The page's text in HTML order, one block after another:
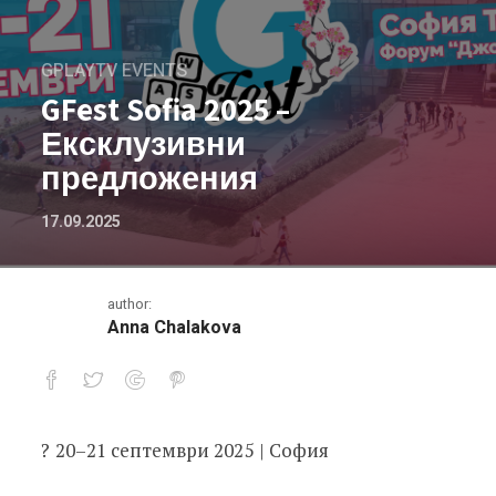
GPLAYTV EVENTS
GFest Sofia 2025 –
Ексклузивни
предложения
17.09.2025
author:
Anna Chalakova
GFest Sofia 2025 – Ексклузивни
? 20–21 септември 2025 | София